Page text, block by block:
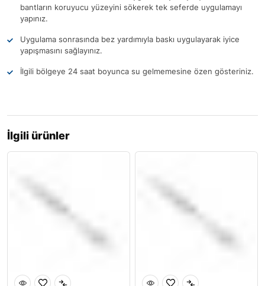
bantların koruyucu yüzeyini sökerek tek seferde uygulamayı
yapınız.
Uygulama sonrasında bez yardımıyla baskı uygulayarak iyice
yapışmasını sağlayınız.
İlgili bölgeye 24 saat boyunca su gelmemesine özen gösteriniz.
İlgili ürünler